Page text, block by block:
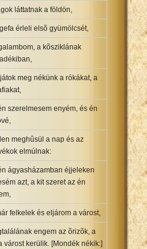
láttatnak a földön,
érleli elsõ gyümölcsét,
a kõsziklának
meg nékünk a rókákat, a
szerelmesem enyém, és én
meghûsül a nap és az
elmúlnak:
ágyasházamban éjjeleken
azt, a kit szeret az én
felkelek és eljárom a várost,
engem az õrizõk, a
várost kerülik. [Mondék nékik:]